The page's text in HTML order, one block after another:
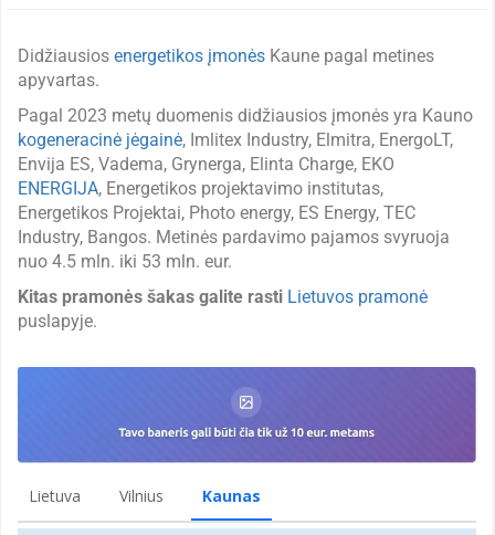
Didžiausios energetikos įmonės Kaune pagal metines
apyvartas.
Pagal 2023 metų duomenis didžiausios įmonės yra Kauno
kogeneracinė jėgainė, Imlitex Industry, Elmitra, EnergoLT,
Envija ES, Vadema, Grynerga, Elinta Charge, EKO
ENERGIJA, Energetikos projektavimo institutas,
Energetikos Projektai, Photo energy, ES Energy, TEC
Industry, Bangos. Metinės pardavimo pajamos svyruoja
nuo 4.5 mln. iki 53 mln. eur.
Kitas pramonės šakas galite rasti Lietuvos pramonė
puslapyje.
Lietuva Vilnius Kaunas